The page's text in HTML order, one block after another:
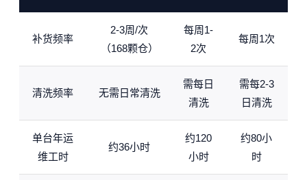
补货频率
2-3周/次
（168颗仓）
每周1-
2次
每周1次
清洗频率 无需日常清洗
需每日
清洗
需每2-3
日清洗
单台年运
维工时
约36小时
约120
小时
约80小
时